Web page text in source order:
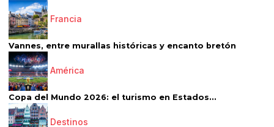
Francia
Vannes, entre murallas históricas y encanto bretón
América
Copa del Mundo 2026: el turismo en Estados...
Destinos